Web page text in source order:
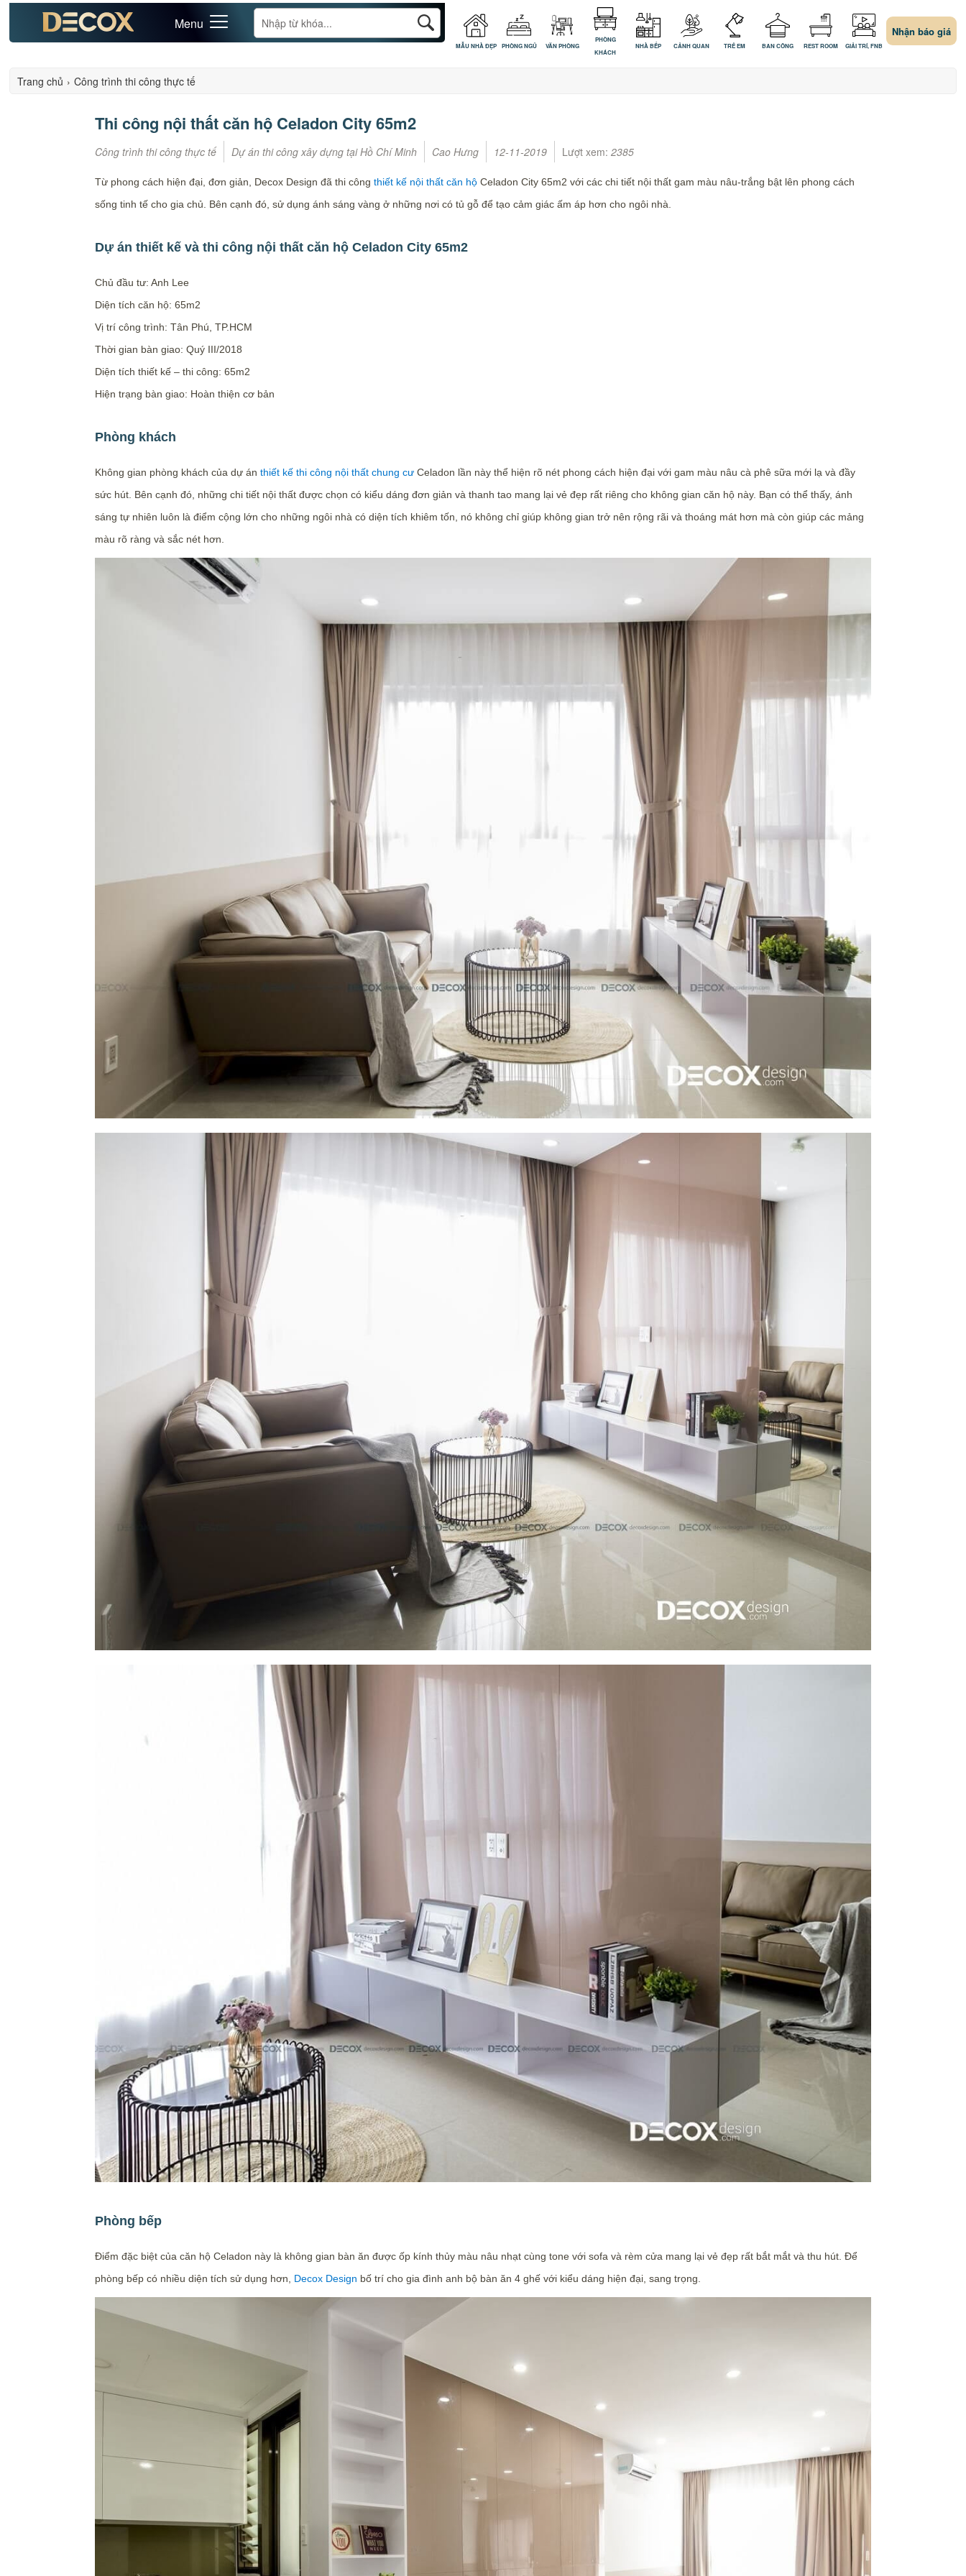
Menu
MẪU NHÀ ĐẸP PHÒNG NGỦ VĂN PHÒNG
PHÒNG
KHÁCH
NHÀ BẾP CẢNH QUAN TRẺ EM BAN CÔNG REST ROOM GIẢI TRÍ, FNB
Nhận báo giá
Trang chủ › Công trình thi công thực tế
Thi công nội thất căn hộ Celadon City 65m2
Công trình thi công thực tế Dự án thi công xây dựng tại Hồ Chí Minh Cao Hưng 12-11-2019 Lượt xem: 2385
Từ phong cách hiện đại, đơn giản, Decox Design đã thi công thiết kế nội thất căn hộCeladon City 65m2 với các chi tiết nội thất gam màu nâu-trắng bật lên phong cách
sống tinh tế cho gia chủ. Bên cạnh đó, sử dụng ánh sáng vàng ở những nơi có tủ gỗ để tạo cảm giác ấm áp hơn cho ngôi nhà.
Dự án thiết kế và thi công nội thất căn hộ Celadon City 65m2
Chủ đầu tư: Anh Lee
Diện tích căn hộ: 65m2
Vị trí công trình: Tân Phú, TP.HCM
Thời gian bàn giao: Quý III/2018
Diện tích thiết kế – thi công: 65m2
Hiện trạng bàn giao: Hoàn thiện cơ bản
Phòng khách
Không gian phòng khách của dự án thiết kế thi công nội thất chung cưCeladon lần này thể hiện rõ nét phong cách hiện đại với gam màu nâu cà phê sữa mới lạ và đầy
sức hút. Bên cạnh đó, những chi tiết nội thất được chọn có kiểu dáng đơn giản và thanh tao mang lại vẻ đẹp rất riêng cho không gian căn hộ này. Bạn có thể thấy, ánh
sáng tự nhiên luôn là điểm cộng lớn cho những ngôi nhà có diện tích khiêm tốn, nó không chỉ giúp không gian trở nên rộng rãi và thoáng mát hơn mà còn giúp các mảng
màu rõ ràng và sắc nét hơn.
Phòng bếp
Điểm đặc biệt của căn hộ Celadon này là không gian bàn ăn được ốp kính thủy màu nâu nhạt cùng tone với sofa và rèm cửa mang lại vẻ đẹp rất bắt mắt và thu hút. Để
phòng bếp có nhiều diện tích sử dụng hơn, Decox Design bố trí cho gia đình anh bộ bàn ăn 4 ghế với kiểu dáng hiện đại, sang trọng.